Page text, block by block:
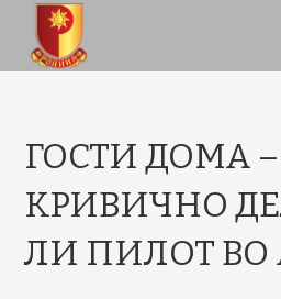
ГОСТИ ДОМА –
КРИВИЧНО
ЛИ ПИЛОТ ВО